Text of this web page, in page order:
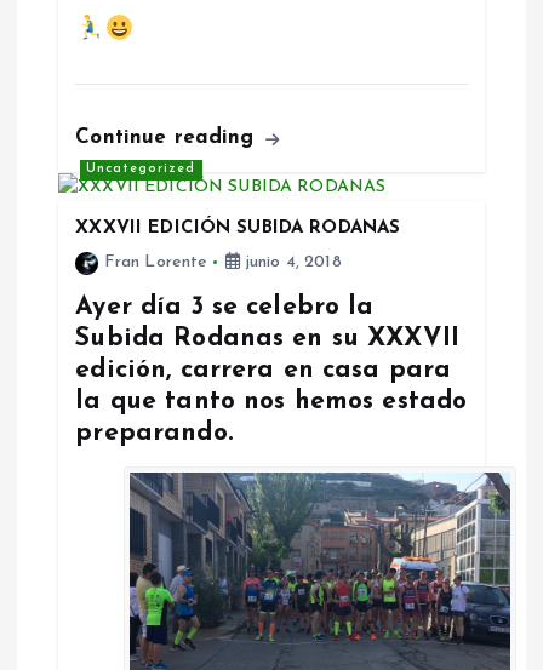
Continue reading
Uncategorized
XXXVII EDICIÓN SUBIDA RODANAS
Fran Lorente
junio 4, 2018
Ayer día 3 se celebro la
Subida Rodanas en su XXXVII
edición, carrera en casa para
la que tanto nos hemos estado
preparando.